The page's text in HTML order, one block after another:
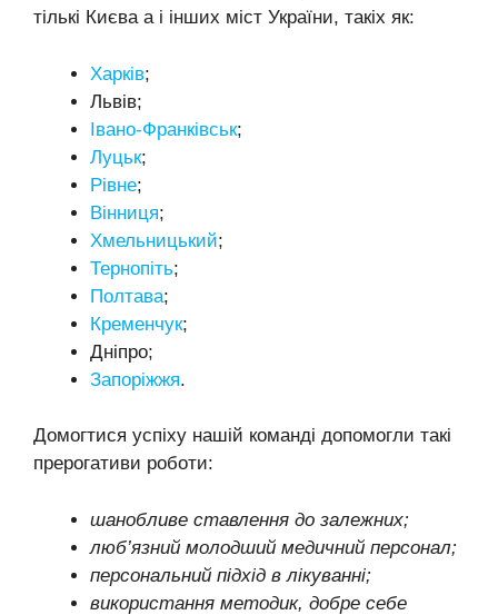
тількі Києва а і інших міст України, такіх як:
Харків;
Львів;
Івано-Франківськ;
Луцьк;
Рівне;
Вінниця;
Хмельницький;
Тернопіть;
Полтава;
Кременчук;
Дніпро;
Запоріжжя.
Домогтися успіху нашій команді допомогли такі
прерогативи роботи:
шанобливе ставлення до залежних;
люб’язний молодший медичний персонал;
персональний підхід в лікуванні;
використання методик, добре себе